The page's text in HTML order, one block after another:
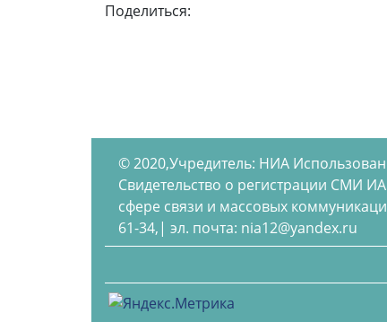
Поделиться:
© 2020,Учредитель: НИА
Свидетельство о регистрации СМИ
сфере связи и массовых
61-34,| эл. почта: nia12@yandex.ru